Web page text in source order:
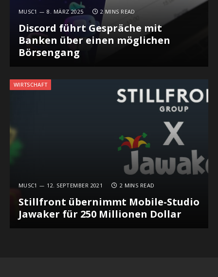
MUSC1 8. MÄRZ 2025 2 MINS READ
Discord führt Gespräche mit
Banken über einen möglichen
Börsengang
WIRTSCHAFT
MUSC1 12. SEPTEMBER 2021 2 MINS READ
Stillfront übernimmt Mobile-Studio
Jawaker für 250 Millionen Dollar